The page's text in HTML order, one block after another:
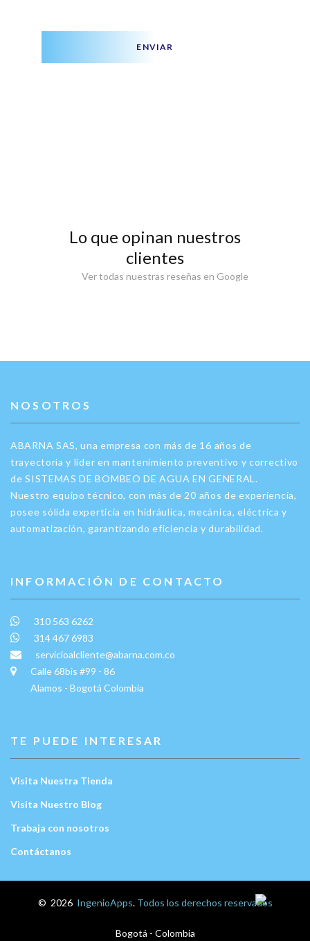
ENVIAR
Lo que opinan nuestros
clientes
Ver todas nuestras reseñas en Google
NOSOTROS
ABARNA SAS, una empresa con más de 16 años de
trayectoria y líder en mantenimiento preventivo y correctivo
de SISTEMAS DE BOMBEO DE AGUA EN GENERAL.
Nuestro equipo técnico, con más de 20 años de experiencia,
posee sólida experticia en hidráulica, mecánica, eléctrica y
automatización, garantizando eficiencia y durabilidad.
INFORMACIÓN DE CONTACTO
310 563 6262
314 467 6983
servicioalcliente@abarna.com.co
Calle 68bis #99 - 86
Alamos - Bogotá Colombia
TE PUEDE INTERESAR
Visita Nuestra Tienda
Visita Nuestro Blog
Trabaja con nosotros
Contáctanos
© 2026 IngenioApps. Todos los derechos reservados
Bogotá - Colombia